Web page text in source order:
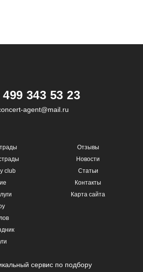
499 343 53 23
agent@mail.ru
club
Отзывы
Новости
Статьи
Контакты
Карта сайта
сервис по подбору